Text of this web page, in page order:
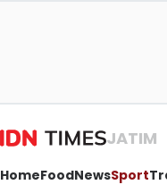
JATIM
HomeFoodNewsSport